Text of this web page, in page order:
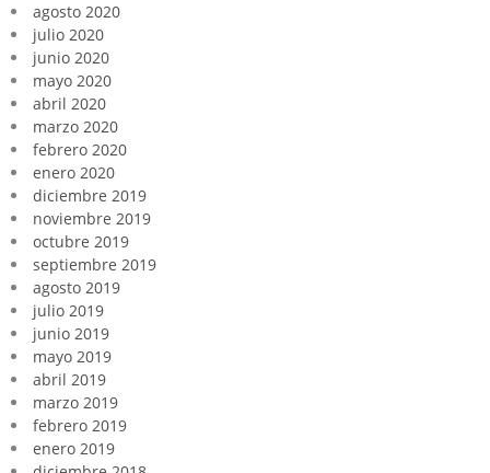
agosto 2020
julio 2020
junio 2020
mayo 2020
abril 2020
marzo 2020
febrero 2020
enero 2020
diciembre 2019
noviembre 2019
octubre 2019
septiembre 2019
agosto 2019
julio 2019
junio 2019
mayo 2019
abril 2019
marzo 2019
febrero 2019
enero 2019